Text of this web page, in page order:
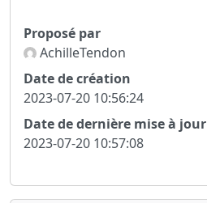
Proposé par
AchilleTendon
Date de création
2023-07-20 10:56:24
Date de dernière mise à jour
2023-07-20 10:57:08